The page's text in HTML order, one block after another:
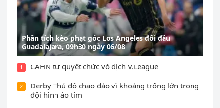
Phân tích kèo phạt góc Los Angeles đối đầu
Guadalajara, 09h30 ngày 06/08
1 CAHN tự quyết chức vô địch V.League
2
Derby Thủ đô chao đảo vì khoảng trống lớn trong
đội hình áo tím